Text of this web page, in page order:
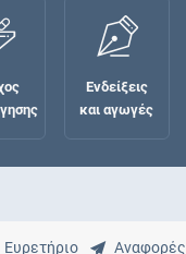
Ενδείξεις
και αγωγές
Ευρετήριο Αναφορές